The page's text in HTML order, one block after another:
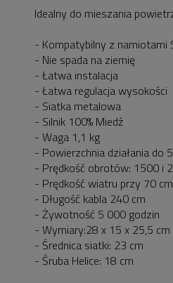
Idealny do mieszania
- Kompatybilny z namiotami
- Nie spada na ziemię
- Łatwa instalacja
- Łatwa regulacja wysokości
- Siatka metalowa
- Silnik 100% Miedź
- Waga 1,1 kg
- Powierzchnia działania do
- Prędkość obrotów: 1500 i
- Prędkość wiatru przy 70
- Długość kabla 240 cm
- Żywotność 5 000 godzin
- Wymiary:28 x 15 x 25,5 cm
- Średnica siatki: 23 cm
- Śruba Helice: 18 cm